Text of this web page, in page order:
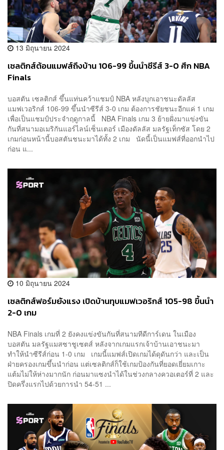
13 มิถุนายน 2024
เซลติกส์ต้อนแมฟส์ถึงบ้าน 106-99 ขึ้นนำซีรีส์ 3-0 ศึก NBA
Finals
บอสตัน เซลติกส์ ขึ้นแท่นคว้าแชมป์ NBA หลังบุกเอาชนะดัลลัส
แมฟเวอริกส์ 106-99 ขึ้นนำซีรีส์ 3-0 เกม ต้องการชัยชนะอีกแค่ 1 เกม
เพื่อเป็นแชมป์ประจำฤดูกาลนี้ NBA Finals เกม 3 ย้ายฝั่งมาแข่งขัน
กันที่สนามอเมริกันแอร์ไลน์เซ็นเตอร์ เมืองดัลลัส มลรัฐเท็กซัส โดย 2
เกมก่อนหน้านี้บอสตันชนะมาได้ทั้ง 2 เกม นัดนี้เป็นแมฟส์ที่ออกนำไป
ก่อน แ...
10 มิถุนายน 2024
เซลติกส์ฟอร์มยังแรง เปิดบ้านทุบแมฟเวอริกส์ 105-98 ขึ้นนำ
2-0 เกม
NBA Finals เกมที่ 2 ยังคงแข่งขันกันที่สนามทีดีการ์เดน ในเมือง
บอสตัน มลรัฐแมสซาชูเซตส์ หลังจากเกมแรกเจ้าบ้านเอาชนะมา
ทำให้นำซีรีส์ก่อน 1-0 เกม เกมนี้แมฟส์เปิดเกมได้ดุดันกว่า และเป็น
ฝ่ายครองเกมขึ้นนำก่อน แต่เซลติกส์ก็ใช้เกมป้องกันที่ยอดเยี่ยมเกาะ
แต้มไม่ให้ห่างมากนัก ก่อนมาแซงนำได้ในช่วงกลางควอเตอร์ที่ 2 และ
ปิดครึ่งแรกไปด้วยการนำ 54-51 ...